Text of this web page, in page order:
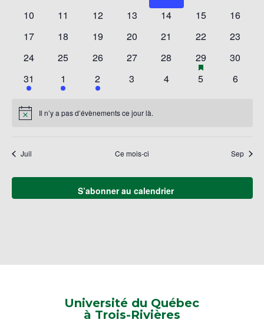
évènementsévènements
0
10
0
11
0
12
0
13
0
14
0
15
0
16
0
17
0
18
0
19
0
20
0
21
0
22
0
23
0
24
0
25
0
26
0
27
0
évènements
28
1
évènement
29
has
featured
évènements
0
30
1
évènement
31
1
évènement
1
1
évènement
2
0
3
0
4
0
5
0
6
Notice Il n’y a pas d’évènements ce jour là.
Juil Ce mois-ci Sep
S’abonner au calendrier
Université du Québec
à Trois-Rivières